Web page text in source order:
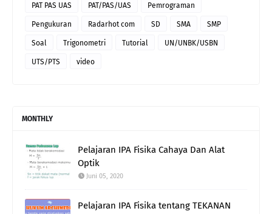
PAT PAS UAS PAT/PAS/UAS Pemrograman
Pengukuran Radarhot com SD SMA SMP
Soal Trigonometri Tutorial UN/UNBK/USBN
UTS/PTS video
MONTHLY
Pelajaran IPA Fisika Cahaya Dan Alat
Optik
Juni 05, 2020
Pelajaran IPA Fisika tentang TEKANAN